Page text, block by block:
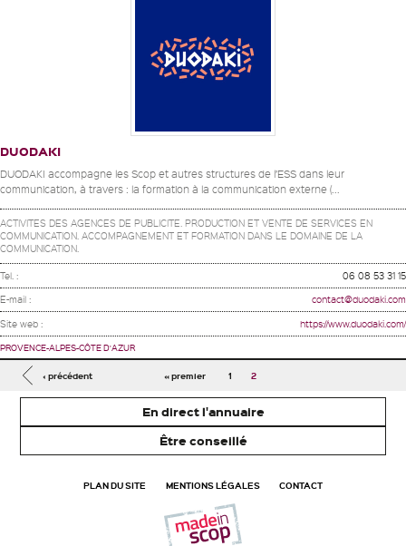
DUODAKI
DUODAKI accompagne les Scop et autres structures de l’ESS dans leur
communication, à travers : la formation à la communication externe (...
ACTIVITES DES AGENCES DE PUBLICITE. PRODUCTION ET VENTE DE SERVICES EN
COMMUNICATION. ACCOMPAGNEMENT ET FORMATION DANS LE DOMAINE DE LA
COMMUNICATION.
Tel. : 06 08 53 31 15
E-mail : contact@duodaki.com
Site web : https://www.duodaki.com/
PROVENCE-ALPES-CÔTE D'AZUR
Pages
« premier
‹ précédent 1 2
En direct l'annuaire
Être conseillé
PLAN DU SITE MENTIONS LÉGALES CONTACT